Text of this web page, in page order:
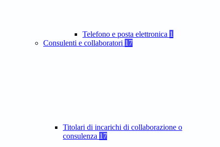
Telefono e posta elettronica 1
Consulenti e collaboratori 17
Titolari di incarichi di collaborazione o
consulenza 17